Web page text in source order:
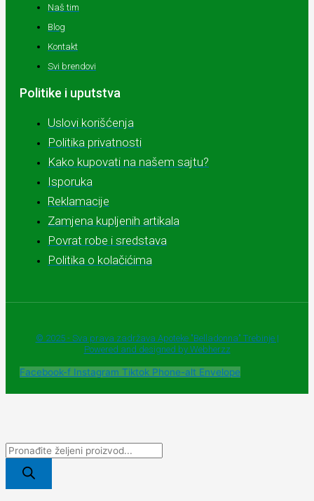
Naš tim
Blog
Kontakt
Svi brendovi
Politike i uputstva
Uslovi korišćenja
Politika privatnosti
Kako kupovati na našem sajtu?
Isporuka
Reklamacije
Zamjena kupljenih artikala
Povrat robe i sredstava
Politika o kolačićima
© 2025 - Sva prava zadržava Apoteke "Belladonna" Trebinje |
Powered and designed by Webherzz
Facebook-f Instagram Tiktok Phone-alt Envelope